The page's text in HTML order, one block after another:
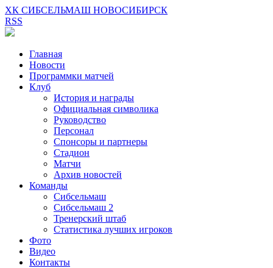
ХК СИБСЕЛЬМАШ НОВОСИБИРСК
RSS
Главная
Новости
Программки матчей
Клуб
История и награды
Официальная символика
Руководство
Персонал
Спонсоры и партнеры
Стадион
Матчи
Архив новостей
Команды
Сибсельмаш
Сибсельмаш 2
Тренерский штаб
Статистика лучших игроков
Фото
Видео
Контакты